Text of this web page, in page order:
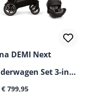
DEMI Next
Set 3-in-1
Nuna ARRA Flex i-
€ 799,95